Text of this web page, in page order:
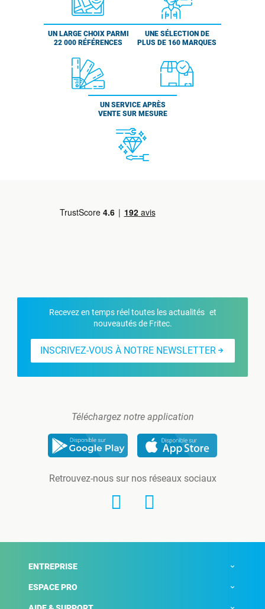
UN LARGE CHOIX PARMI
22 000 RÉFÉRENCES
UNE SÉLECTION DE
PLUS DE 160 MARQUES
UN SERVICE APRÈS
VENTE SUR MESURE
Recevez en temps réel toutes les actualités et
nouveautés de Fritec.
INSCRIVEZ-VOUS À NOTRE NEWSLETTER
Téléchargez notre application
Retrouvez-nous sur nos réseaux sociaux
ENTREPRISE
ESPACE PRO